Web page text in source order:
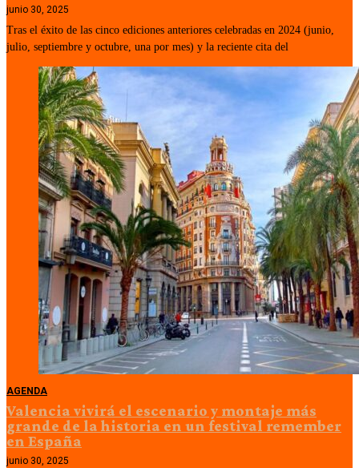
junio 30, 2025
Tras el éxito de las cinco ediciones anteriores celebradas en 2024 (junio,
julio, septiembre y octubre, una por mes) y la reciente cita del
AGENDA
Valencia vivirá el escenario y montaje más
grande de la historia en un festival remember
en España
junio 30, 2025